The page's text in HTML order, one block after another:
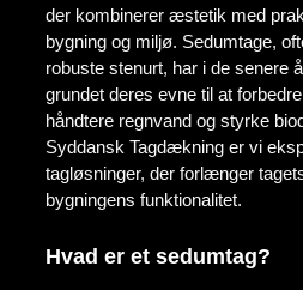
der kombinerer æstetik med
bygning og miljø. Sedumtage,
robuste stenurt, har i de senere
grundet deres evne til at
håndtere regnvand og styrke
Syddansk Tagdækning er vi
tagløsninger, der forlænger
bygningens funktionalitet.
Hvad er et sedumtag?